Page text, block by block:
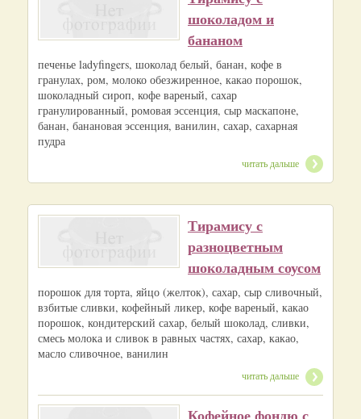
шоколадом и
бананом
печенье ladyfingers, шоколад белый, банан, кофе в
гранулах, ром, молоко обезжиренное, какао порошок,
шоколадный сироп, кофе вареный, сахар
гранулированный, ромовая эссенция, сыр маскапоне,
банан, банановая эссенция, ванилин, сахар, сахарная
пудра
читать дальше
Тирамису с
разноцветным
шоколадным соусом
порошок для торта, яйцо (желток), сахар, сыр сливочный,
взбитые сливки, кофейный ликер, кофе вареный, какао
порошок, кондитерский сахар, белый шоколад, сливки,
смесь молока и сливок в равных частях, сахар, какао,
масло сливочное, ванилин
читать дальше